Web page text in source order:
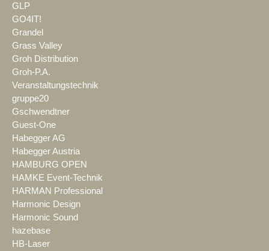
GLP
GO4IT!
Grandel
Grass Valley
Groh Distribution
Groh-P.A.
Veranstaltungstechnik
gruppe20
Gschwendtner
Guest-One
Habegger AG
Habegger Austria
HAMBURG OPEN
HAMKE Event-Technik
HARMAN Professional
Harmonic Design
Harmonic Sound
hazebase
HB-Laser